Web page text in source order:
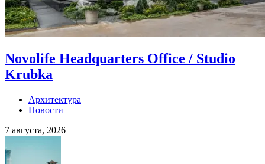
Novolife Headquarters Office / Studio
Krubka
Архитектура
Новости
7 августа, 2026